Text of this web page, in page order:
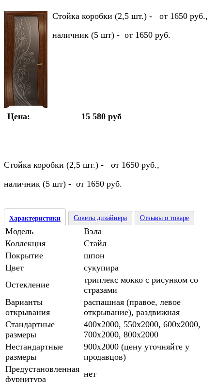
Стойка коробки (2,5 шт.) - от 1650 руб.,
наличник (5 шт) - от 1650 руб.
Цена: 15 580 руб
Стойка коробки (2,5 шт.) - от 1650 руб.,
наличник (5 шт) - от 1650 руб.
Характеристики Советы дизайнера Отзывы о товаре
Модель
Вэла
Коллекция
Стайл
Покрытие
шпон
Цвет
сукупира
Остекление
триплекс мокко с рисунком со
стразами
Варианты
открывания
распашная (правое, левое
открывание), раздвижная
Стандартные
размеры
400х2000, 550х2000, 600х2000,
700х2000, 800х2000
Нестандартные
размеры
900х2000 (цену уточняйте у
продавцов)
Предустановленная
фурнитура
нет